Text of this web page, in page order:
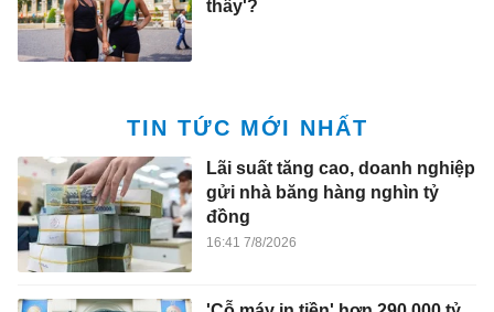
thấy'?
TIN TỨC MỚI NHẤT
Lãi suất tăng cao, doanh nghiệp
gửi nhà băng hàng nghìn tỷ
đồng
16:41 7/8/2026